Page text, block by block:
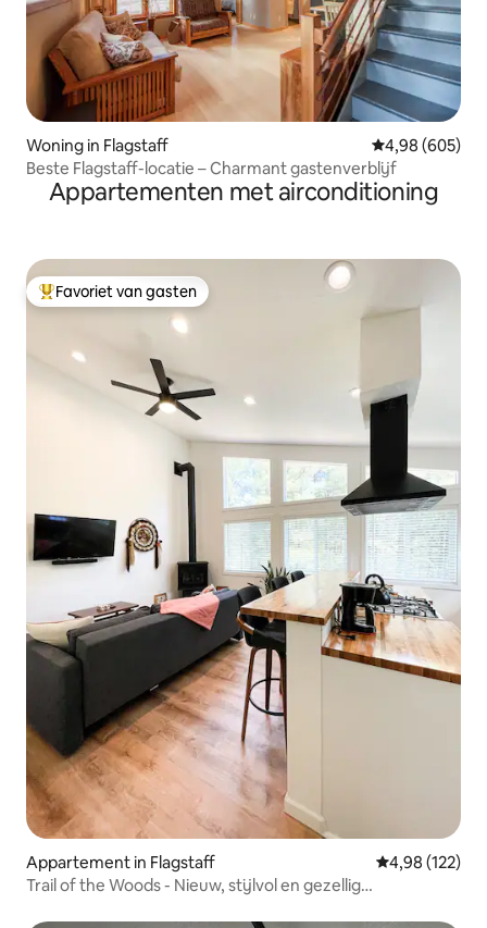
Woning in Flagstaff Gemiddelde
4,98 (605)
Beste Flagstaff-locatie – Charmant gastenverblijf
Appartementen met airconditioning
Topfavoriet van gasten
Favoriet van gasten
Appartement in Flagstaff Gemiddelde
4,98 (122)
Trail of the Woods - Nieuw, stijlvol en gezellig